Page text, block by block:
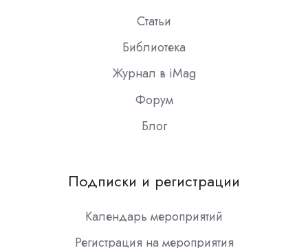
Статьи
Библиотека
Журнал в iMag
Форум
Блог
Подписки и регистрации
Календарь мероприятий
Регистрация на мероприятия